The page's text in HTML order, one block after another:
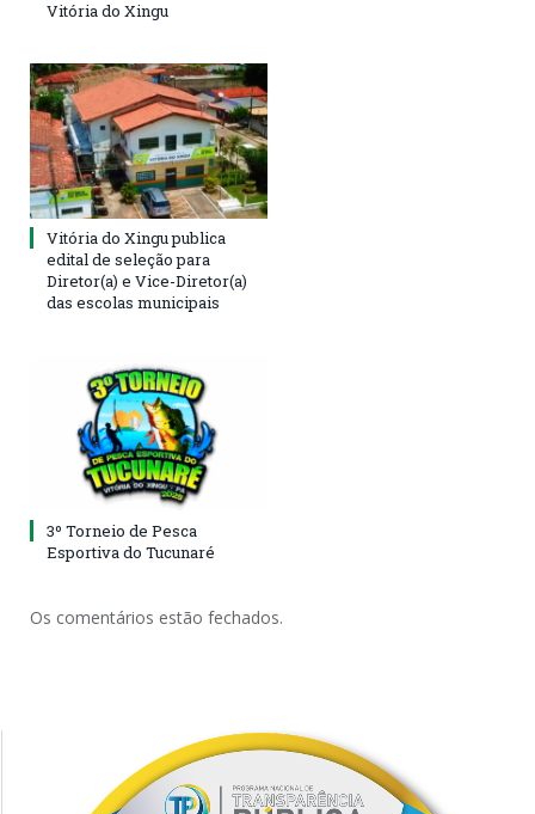
Vitória do Xingu
Vitória do Xingu publica
edital de seleção para
Diretor(a) e Vice-Diretor(a)
das escolas municipais
3º Torneio de Pesca
Esportiva do Tucunaré
Os comentários estão fechados.